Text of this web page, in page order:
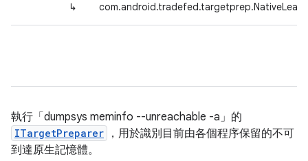
↳
執行「dumpsys meminfo --unreachable -a」的
ITargetPreparer
，用於識別目前由各個程序保留的不可
到達原生記憶體。